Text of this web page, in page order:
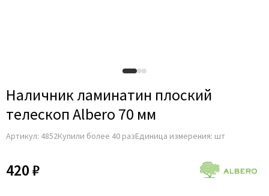
Наличник ламинатин плоский
телескоп Albero 70 мм
Артикул: 4852Купили более 40 разЕдиница измерения: шт
420 ₽